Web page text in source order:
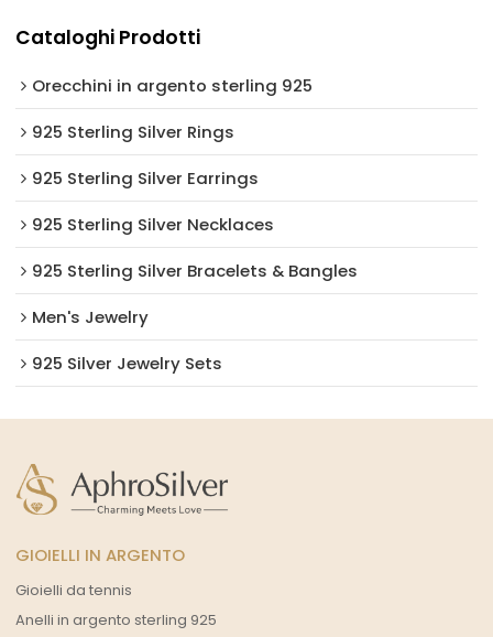
Cataloghi Prodotti
Orecchini in argento sterling 925
925 Sterling Silver Rings
925 Sterling Silver Earrings
925 Sterling Silver Necklaces
925 Sterling Silver Bracelets & Bangles
Men's Jewelry
925 Silver Jewelry Sets
GIOIELLI IN ARGENTO
Gioielli da tennis
Anelli in argento sterling 925